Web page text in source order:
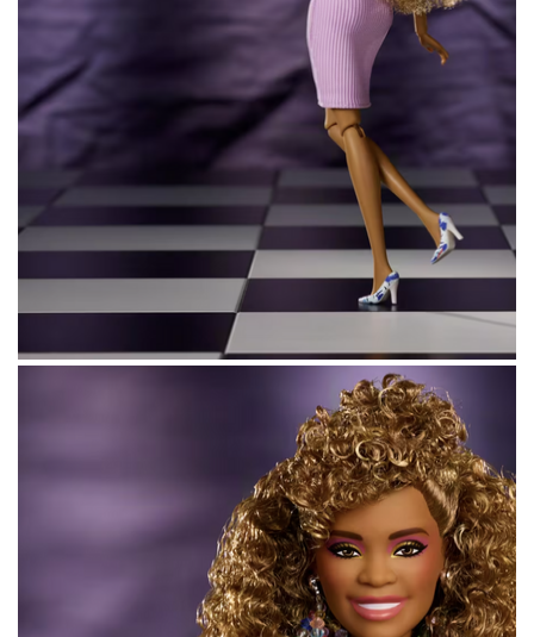
Над созданием куклы команда Mattel
работала вместе с Пэт Хьюстон, невесткой
и управляющей наследием певицы, а также
музыкальной компанией Primary Wave
Music. Главным визуальным референсом
стал образ Хьюстон вклипеI Wanna Dance
With Somebody 1987 года.